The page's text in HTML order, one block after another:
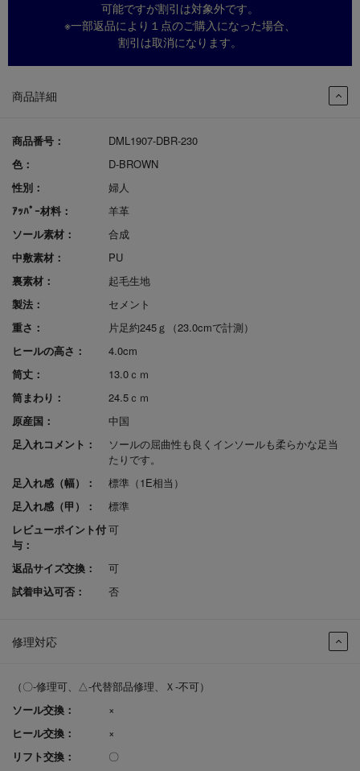
商品詳細
商品番号：
DML1907-DBR-230
色：
D-BROWN
性別：
婦人
ｱｯﾊﾟｰ材料：
羊革
ソール素材：
合成
中敷素材：
PU
裏素材：
起毛生地
製法：
セメント
重さ：
片足約245ｇ（23.0cmで計測）
ヒールの高さ：
4.0cm
筒丈：
13.0ｃｍ
筒まわり：
24.5ｃｍ
原産国：
中国
足入れコメント：
ソールの屈曲性も良くインソールも柔らかな足当
たりです。
足入れ感（幅）：
標準（1E相当）
足入れ感（甲）：
標準
レビューポイント付
与：
可
返品サイズ交換：
可
試着申込可否：
否
修理対応
（〇-修理可、△-代替部品修理、Ｘ-不可）
ソール交換：
×
ヒール交換：
×
リフト交換：
〇
可能ですが割引は対象外です。
※一部返品により１点のご購入になった場合、
割引は取消になります。